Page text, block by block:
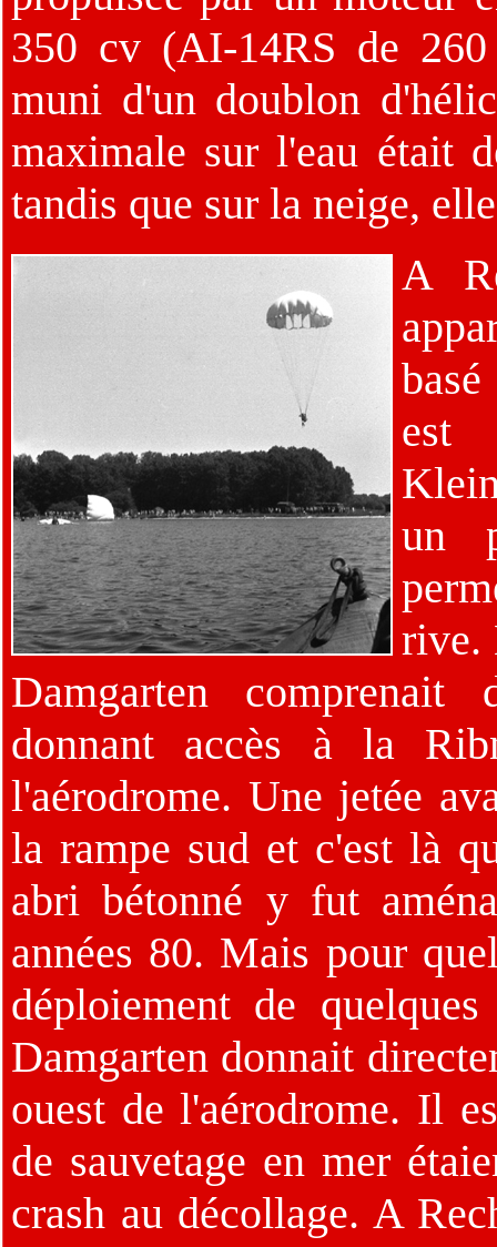
350 cv (AI-14RS de
muni d'un doublon
maximale sur l'eau était
tandis que sur la neige,
A
un
rive.
Damgarten comprenait
donnant accès à la
l'aérodrome. Une jetée
la rampe sud et c'est là
abri bétonné y fut
années 80. Mais pour
déploiement de
Damgarten donnait
ouest de l'aérodrome. Il
de sauvetage en mer
crash au décollage. A